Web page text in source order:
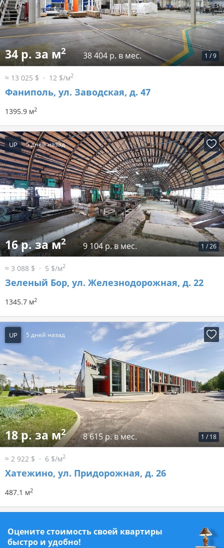
1 /9
34 р. за м2 38 404 р. в мес.
≈ 13 025 $ 12 $/м2
Фаниполь, ул. Заводская, д. 47
1395.9 м2
UP 5 дней назад
1 /26
16 р. за м2 9 104 р. в мес.
≈ 3 088 $ 5 $/м2
Зеленый Бор, ул. Железнодорожная, д. 22
1345.7 м2
UP 5 дней назад
1 / 18
18 р. за м2 8 615 р. в мес.
≈ 2 922 $ 6 $/м2
Хатежино, ул. Придорожная, д. 26
487.1 м2
Оцените стоимость своей квартиры
быстро и удобно!